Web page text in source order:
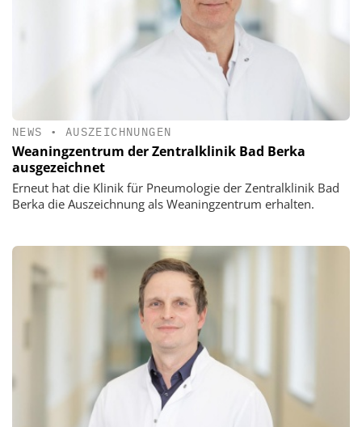
NEWS • AUSZEICHNUNGEN
Weaningzentrum der Zentralklinik Bad Berka
ausgezeichnet
Erneut hat die Klinik für Pneumologie der Zentralklinik Bad
Berka die Auszeichnung als Weaningzentrum erhalten.